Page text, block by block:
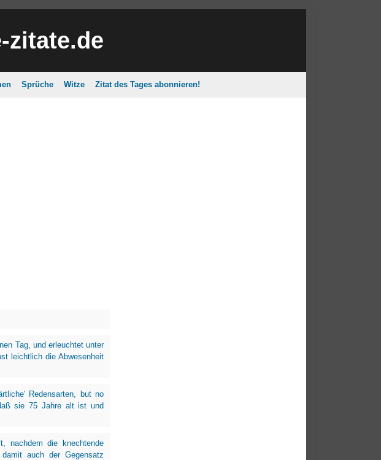
zitate.de
Sprüche Witze Zitat des Tages abonnieren!
Tag, und erleuchtet unter
leichtlich die Abwesenheit
Redensarten, but no
sie 75 Jahre alt ist und
nachdem die knechtende
auch der Gegensatz